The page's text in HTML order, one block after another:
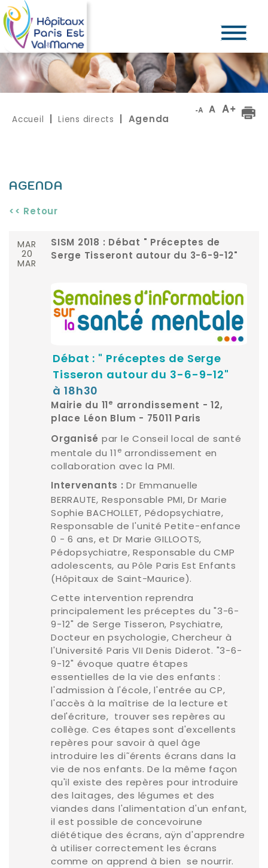
Accueil Liens directs | Agenda
AGENDA
<< Retour
MAR
20
MAR
SISM 2018 : Débat " Préceptes de
Serge Tisseront autour du 3-6-9-12"
Débat : " Préceptes de Serge
Tisseron autour du 3-6-9-12"
à 18h30
Mairie du 11 e
arrondissement - 12,
place Léon Blum - 75011 Paris
Organisé par le Conseil local de santé
mentale du 11 e arrondissement en
collaboration avec la PMI.
Intervenants : Dr Emmanuelle
BERRAUTE, Responsable PMI, Dr Marie
Sophie BACHOLLET, Pédopsychiatre,
Responsable de l'unité Petite-enfance
0 - 6 ans, et Dr Marie GILLOOTS,
Pédopsychiatre, Responsable du CMP
adolescents, au Pôle Paris Est Enfants
(Hôpitaux de Saint-Maurice).
Cette intervention reprendra
principalement les préceptes du "3-6-
9-12" de Serge Tisseron, Psychiatre,
Docteur en psychologie, Chercheur à
l'Université Paris VII Denis Diderot. "3-6-
9-12" évoque quatre étapes
essentielles de la vie des enfants :
l'admission à l'école, l'entrée au CP,
l'accès à la maîtrise de la lecture et
del'écriture, trouver ses repères au
collège. Ces étapes sont d'excellents
repères pour savoir à quel âge
introduire les di˜érents écrans dans la
vie de nos enfants. De la même façon
qu'il existe des repères pour introduire
des laitages, des légumes et des
viandes dans l'alimentation d'un enfant,
il est possible de concevoirune
diététique des écrans, aÿn d'apprendre
à utiliser correctement les écrans
comme on apprend à bien se nourrir.